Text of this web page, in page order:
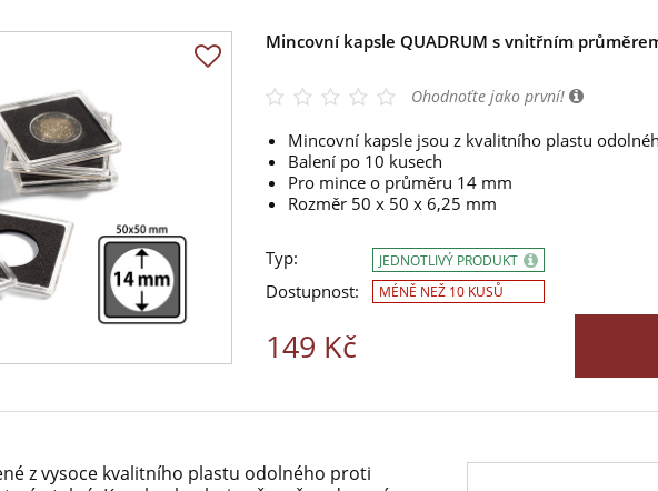
Mincovní kapsle QUADRUM s vnitřním
Ohodnoťte jako první!
Mincovní kapsle jsou z kvalitního plastu
Balení po 10 kusech
Pro mince o průměru 14 mm
Rozměr 50 x 50 x 6,25 mm
Typ:
Dostupnost:
JEDNOTLIVÝ PRODUKT
MÉNĚ NEŽ 10 KUSŮ
149 Kč
z vysoce kvalitního plastu odolného proti